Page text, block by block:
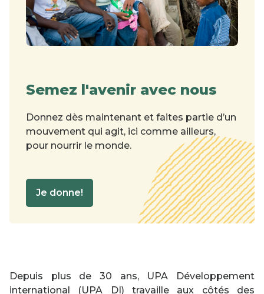
Semez l'avenir avec nous
Donnez dès maintenant et faites partie d’un
mouvement qui agit, ici comme ailleurs,
pour nourrir le monde.
Je donne!
Depuis plus de 30 ans, UPA Développement
international (UPA DI) travaille aux côtés des